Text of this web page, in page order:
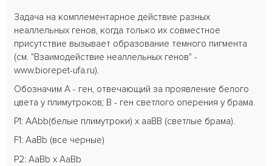
Задача на комплементарное действие разных
неаллельных генов, когда только их совместное
присутствие вызывает образование темного пигмента
(см. "Взаимодействие неаллельных генов" -
www.biorepet-ufa.ru).
Обозначим А - ген, отвечающий за проявление белого
цвета у плимутроков; В - ген светлого оперения у брама.
Р1: ААbb(белые плимутроки) x aaBB (светлые брама).
F1: AaBb (все черные)
P2: AaBb x AaBb